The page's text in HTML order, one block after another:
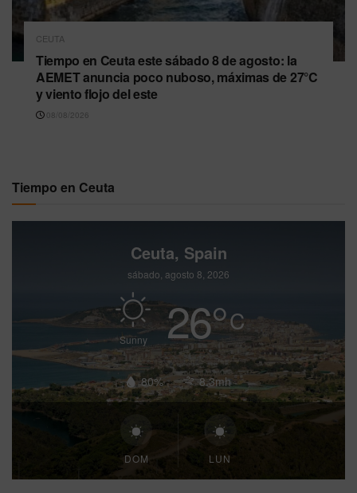
CEUTA
Tiempo en Ceuta este sábado 8 de agosto: la
AEMET anuncia poco nuboso, máximas de 27°C
y viento flojo del este
08/08/2026
Tiempo en Ceuta
Ceuta, Spain
sábado, agosto 8, 2026
Sunny 26°C
80% 8.3mh
DOM LUN